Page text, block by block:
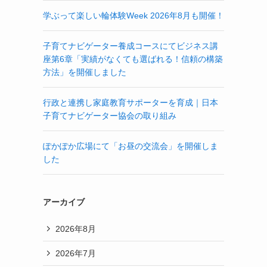
学ぶって楽しい輪体験Week 2026年8月も開催！
子育てナビゲーター養成コースにてビジネス講
座第6章「実績がなくても選ばれる！信頼の構築
方法」を開催しました
行政と連携し家庭教育サポーターを育成｜日本
子育てナビゲーター協会の取り組み
ぽかぽか広場にて「お昼の交流会」を開催しま
した
アーカイブ
2026年8月
2026年7月